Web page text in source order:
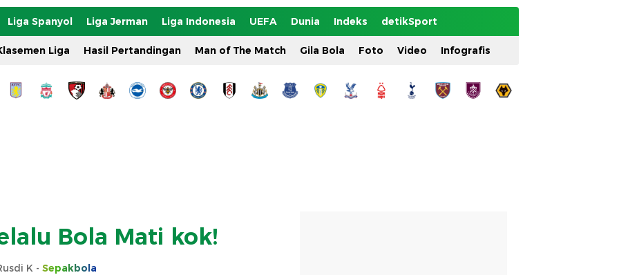
Liga Spanyol Liga Jerman Liga Indonesia UEFA Dunia Indeks detikSport
Liga Hasil Pertandingan Man of The Match Gila Bola Foto Video Infografis
Bola Mati kok!
K - Sepakbola